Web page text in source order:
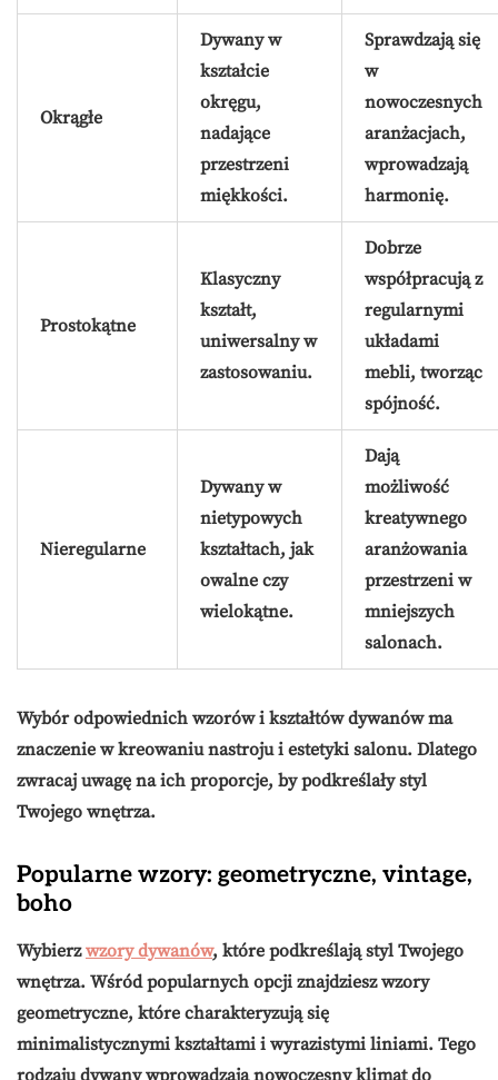
Okrągłe
Dywany w
kształcie
okręgu,
nadające
przestrzeni
miękkości.
Sprawdzają się
w
nowoczesnych
aranżacjach,
wprowadzają
harmonię.
Prostokątne
Klasyczny
kształt,
uniwersalny w
zastosowaniu.
Dobrze
współpracują z
regularnymi
układami
mebli, tworząc
spójność.
Nieregularne
Dywany w
nietypowych
kształtach, jak
owalne czy
wielokątne.
Dają
możliwość
kreatywnego
aranżowania
przestrzeni w
mniejszych
salonach.
Wybór odpowiednich wzorów i kształtów dywanów ma
znaczenie w kreowaniu nastroju i estetyki salonu. Dlatego
zwracaj uwagę na ich proporcje, by podkreślały styl
Twojego wnętrza.
Popularne wzory: geometryczne, vintage,
boho
Wybierzwzory dywanów, które podkreślają styl Twojego
wnętrza. Wśród popularnych opcji znajdziesz wzory
geometryczne, które charakteryzują się
minimalistycznymi kształtami i wyrazistymi liniami. Tego
rodzaju dywany wprowadzają nowoczesny klimat do